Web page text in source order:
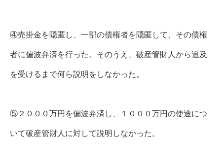
④売掛金を隠匿し、一部の債権者を隠匿して、その債権
者に偏波弁済を行った。そのうえ、破産管財人から追及
を受けるまで何ら説明をしなかった。
⑤２０００万円を偏波弁済し、１０００万円の使途につ
いて破産管財人に対して説明しなかった。